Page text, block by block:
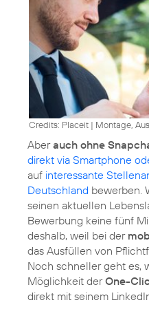
Credits: Placeit | Montage,
Aberauch ohne
direkt via Smartphone
auf interessante
Deutschland bewerben.
seinen aktuellen
Bewerbung keine fünf
deshalb, weil bei der
das Ausfüllen von
Noch schneller geht es,
Möglichkeit derOne-
direkt mit seinem